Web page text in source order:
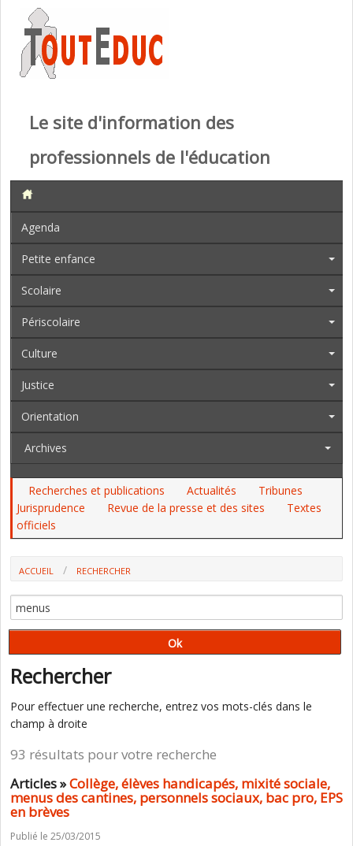
Le site d'information des
professionnels de l'éducation
Agenda
Petite enfance
Scolaire
Périscolaire
Culture
Justice
Orientation
Archives
Recherches et publications Actualités
Tribunes
Jurisprudence
Revue de la presse et des sites
Textes
officiels
ACCUEIL RECHERCHER
Rechercher
Pour effectuer une recherche, entrez vos mots-clés dans le
champ à droite
93 résultats pour votre recherche
Articles »Collège, élèves handicapés, mixité sociale,
menus des cantines, personnels sociaux, bac pro, EPS
en brèves
Publié le 25/03/2015